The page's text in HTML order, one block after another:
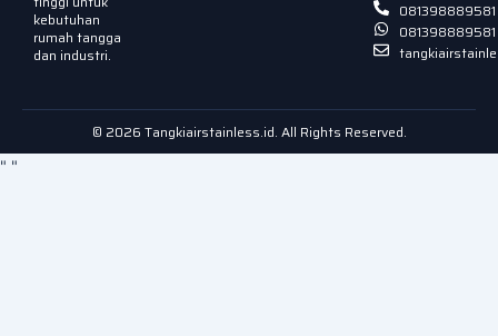
kebutuhan
rumah tangga
dan industri.
081398889581
081398889581
© 2026 Tangkiairstainless.id. All Rights Reserved.
" "